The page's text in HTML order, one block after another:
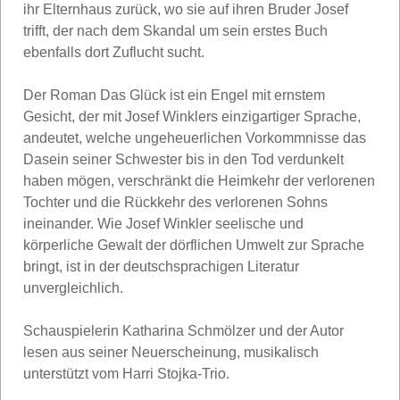
ihr Elternhaus zurück, wo sie auf ihren Bruder Josef
trifft, der nach dem Skandal um sein erstes Buch
ebenfalls dort Zuflucht sucht.
Der Roman Das Glück ist ein Engel mit ernstem
Gesicht, der mit Josef Winklers einzigartiger Sprache,
andeutet, welche ungeheuerlichen Vorkommnisse das
Dasein seiner Schwester bis in den Tod verdunkelt
haben mögen, verschränkt die Heimkehr der verlorenen
Tochter und die Rückkehr des verlorenen Sohns
ineinander. Wie Josef Winkler seelische und
körperliche Gewalt der dörflichen Umwelt zur Sprache
bringt, ist in der deutschsprachigen Literatur
unvergleichlich.
Schauspielerin Katharina Schmölzer und der Autor
lesen aus seiner Neuerscheinung, musikalisch
unterstützt vom Harri Stojka-Trio.